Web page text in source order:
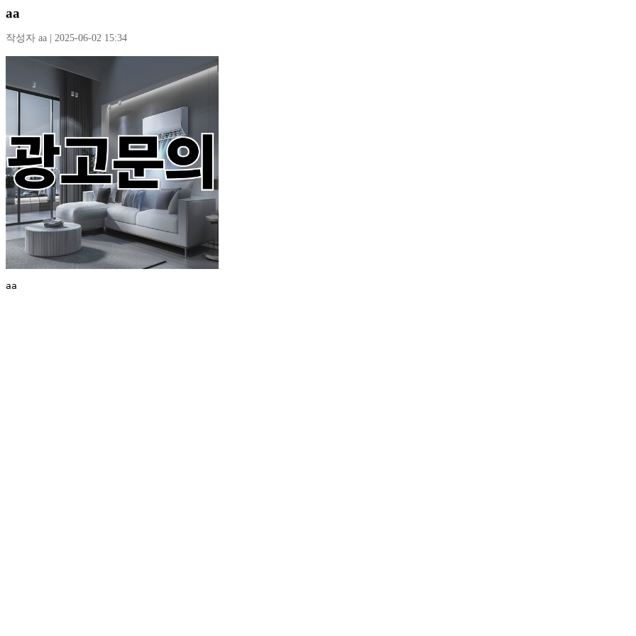
aa
작성자 aa | 2025-06-02 15:34
aa